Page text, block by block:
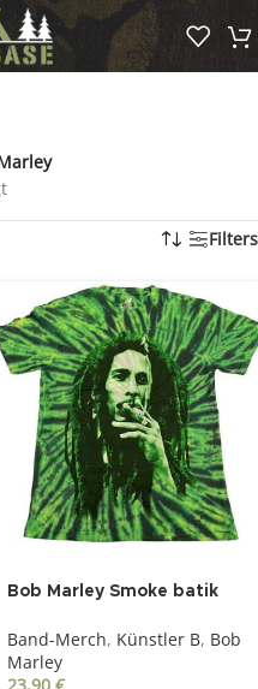
Filters
Bob Marley Smoke batik
Band-Merch, Künstler B, Bob
Marley